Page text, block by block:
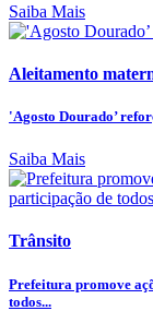
Saiba Mais
Aleitamento
'Agosto Dourado’
Saiba Mais
Trânsito
Prefeitura promove
todos...